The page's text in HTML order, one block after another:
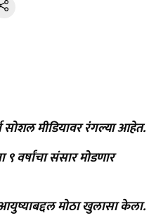
सोशल मीडियावर रंगल्या आहेत.
वर्षांचा संसार मोडणार
मोठा खुलासा केला.